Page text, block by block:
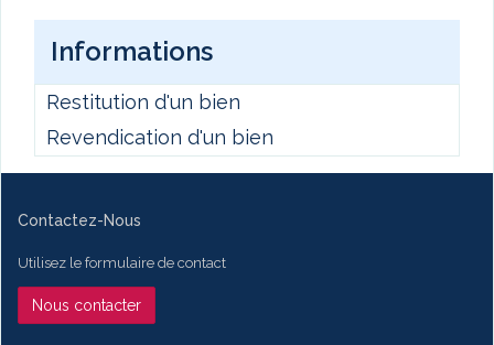
Informations
Restitution d'un bien
Revendication d'un bien
Contactez-Nous
Utilisez le formulaire de contact
Nous contacter